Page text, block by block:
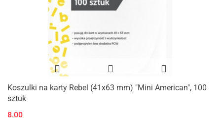
Koszulki na karty Rebel (41x63 mm) "Mini American", 100
sztuk
8.00